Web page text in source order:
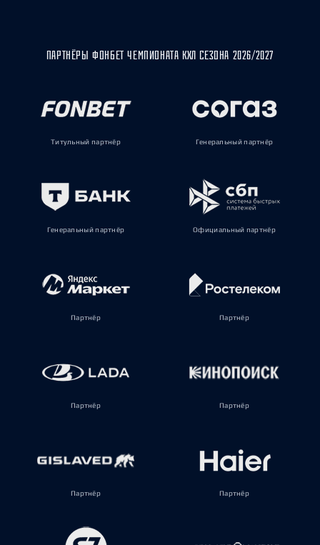
ПАРТНЁРЫ ФОНБЕТ ЧЕМПИОНАТА КХЛ СЕЗОНА 2026/2027
Титульный партнёр Генеральный партнёр
Генеральный партнёр Официальный партнёр
Партнёр Партнёр
Партнёр Партнёр
Партнёр Партнёр